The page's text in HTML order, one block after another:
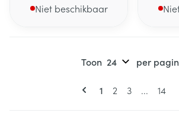
Niet beschikbaar
Pagina's
U lees momenteel
1 Pagina
2 Pagina
3 ... 14
Toon per